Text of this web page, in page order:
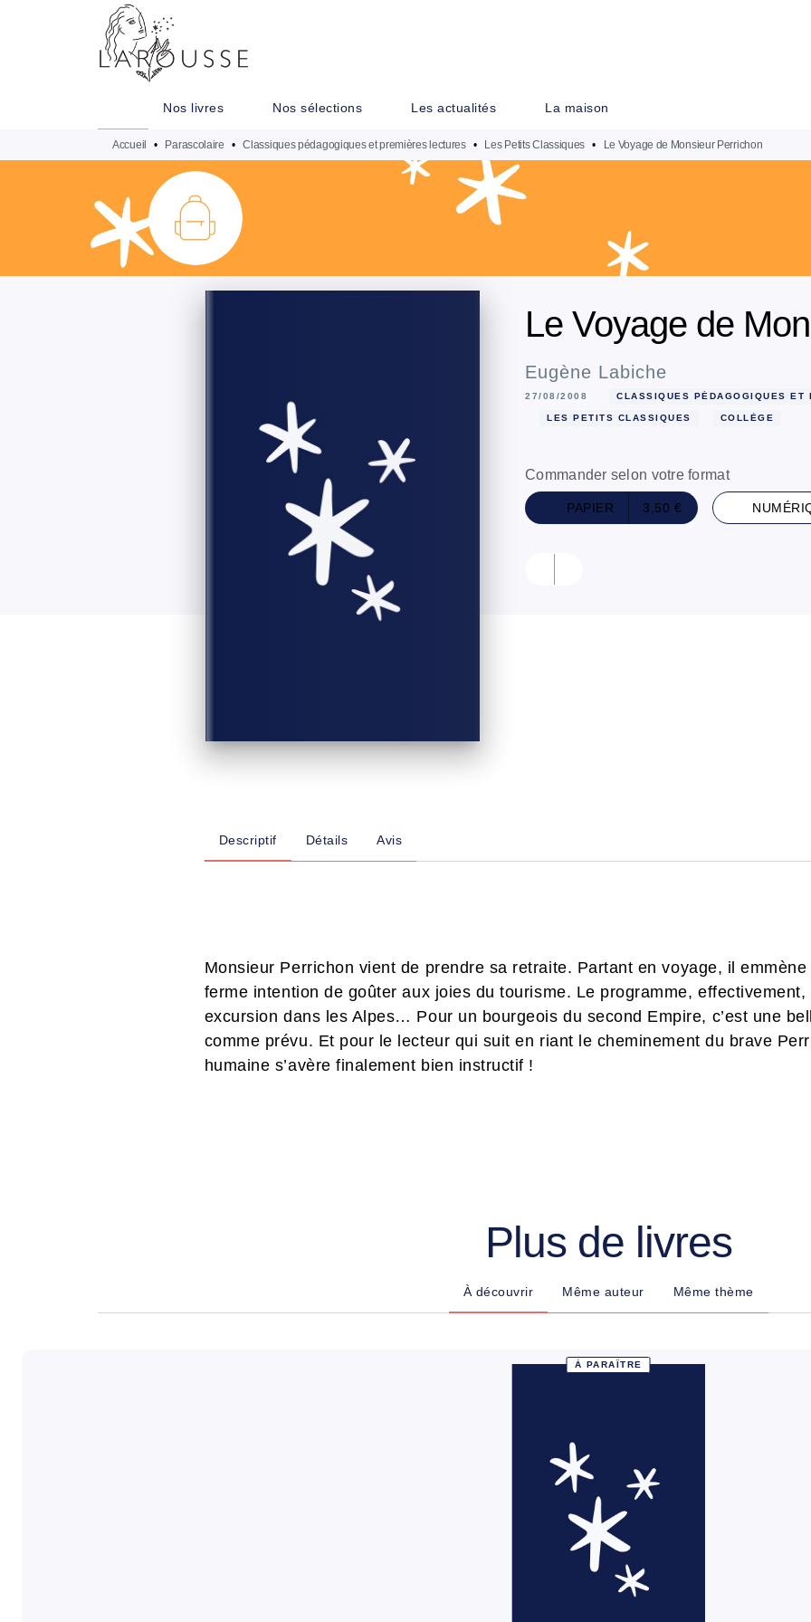
MENU
Nos livres Nos sélections Les actualités La maison
Accueil • Parascolaire • Classiques pédagogiques et premières lectures • Les Petits Classiques • Le Voyage de Monsieur Perrichon
Le Voyage de
Eugène Labiche
27/08/2008 CLASSIQUES PÉDAGOGIQUES ET
LES PETITS CLASSIQUES COLLÈGE
Commander selon votre format
PAPIER 3,50 €
Descriptif Détails Avis
Monsieur Perrichon vient de prendre sa retraite. Partant en voyage, il
ferme intention de goûter aux joies du tourisme. Le programme,
excursion dans les Alpes… Pour un bourgeois du second Empire, c’est une
comme prévu. Et pour le lecteur qui suit en riant le cheminement du brave
humaine s’avère finalement bien instructif !
Plus de livres
À découvrir Même auteur Même thème
À PARAÎTRE